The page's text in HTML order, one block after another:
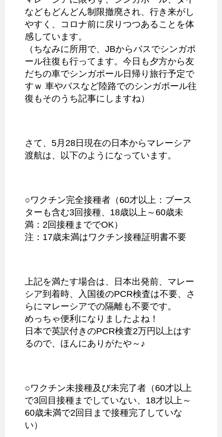
などもどんどん制限撤廃され、行き来がし
やすく、コロナ前に戻りつつあることを体
感しています。
（ちなみに所用で、JBからバスでシンガポ
ール往復も行ってます。今日も夕方から友
だちの車でシンガポール日帰り旅行予定で
すｗ 車やバスなど陸路でのシンガポール往
復もそのうち記事にしますね）
さて、5月28日現在の日本からマレーシア
渡航は、以下のようになっています。
○ワクチン完全接種者（60才以上：ブース
ターも含む3回接種、18歳以上～60歳未
満：2回接種まででOK）
注：17歳未満はワクチン接種証明書不要
上記を満たす場合は、日本出発前、マレー
シア到着時、入国後のPCR検査は不要、さ
らにマレーシアでの隔離も不要です。
めっちゃ便利になりましたよね！
日本で英訳付きのPCR検査2万円以上はす
るので、ほんにありがたや～♪
○ワクチン未接種及び未完了者（60才以上
で3回目接種までしていない、18才以上～
60歳未満で2回目まで接種完了していな
い）